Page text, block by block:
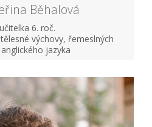
Běhalová
6. roč.
výchovy, řemeslných
jazyka